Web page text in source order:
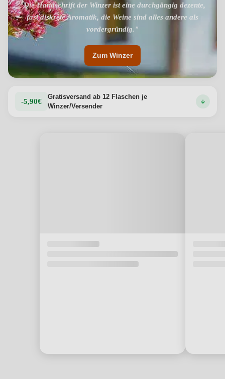
"Die Handschrift der Winzer ist eine durchgängig dezente,
fast diskrete Aromatik, die Weine sind alles andere als
vordergründig."
Zum Winzer
-5,90€
Gratisversand ab 12 Flaschen je
Winzer/Versender